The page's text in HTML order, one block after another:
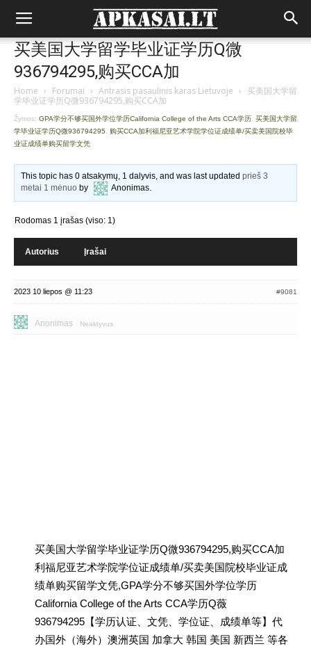
买美国大学留学毕业证学历Q微
936794295,购买CCA加
Home › Forumai › Antrasis pasaulinis karas Lietuvoje › 买美国大学留
学毕业证学历Q微936794295,购买CCA加
Žymos: GPA学分不够买国外学位学历California College of the Arts CCA学历 买美国大学留
学毕业证学历Q微936794295
购买CCA加利福尼亚艺术学院学位证成绩单/买卖美国院校毕
业证成绩单购买留学文凭
This topic has 0 atsakymų, 1 dalyvis, and was last updatedprieš 3
metai 1 mėnuo by Anonimas.
Rodomas 1 įrašas (viso: 1)
Autorius Įrašai
2023 10 liepos @ 11:23 #9081
Anonimas Neaktyvus
买美国大学留学毕业证学历Q微936794295,购买CCA加
利福尼亚艺术学院学位证成绩单/买卖美国院校毕业证成
绩单购买留学文凭,GPA学分不够买国外学位学历
California College of the Arts CCA学历Q薇
936794295【学历认证、文凭、学位证、成绩单等】代
办国外（海外）澳洲英国 加拿大 韩国 美国 新西兰 等各